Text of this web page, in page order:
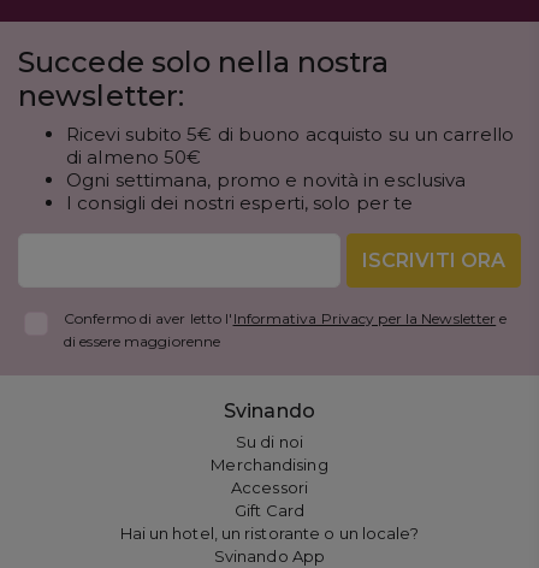
Succede solo nella nostra
newsletter:
Ricevi subito 5€ di buono acquisto su un carrello
di almeno 50€
Ogni settimana, promo e novità in esclusiva
I consigli dei nostri esperti, solo per te
ISCRIVITI ORA
Confermo di aver letto l' Informativa Privacy per la Newsletter e
di essere maggiorenne
Svinando
Su di noi
Merchandising
Accessori
Gift Card
Hai un hotel, un ristorante o un locale?
Svinando App